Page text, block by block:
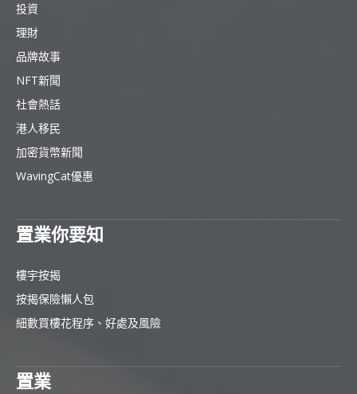
投資
理財
品牌故事
NFT新聞
社會熱話
港人移民
加密貨幣新聞
WavingCat優惠
置業你要知
樓宇按揭
按揭保險懶人包
細數買樓花程序、好處及風險
置業